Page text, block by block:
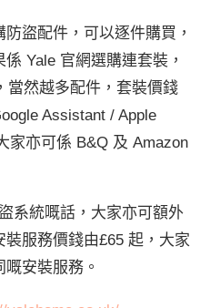
盜配件，可以逐件購買，
Yale 官網選購連套裝，
當然越多配件，套裝價錢
Assistant / Apple
家亦可係 B&Q 及 Amazon
系統嘅話，大家亦可額外
服務價錢由£65 起，大家
安裝服務。